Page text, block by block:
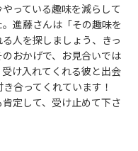
っている趣味を減らして
進藤さんは「その趣味を
人を探しましょう、きっ
おかげで、お見合いでは
け入れてくれる彼と出会
合ってくれています！
定して、受け止めて下さ